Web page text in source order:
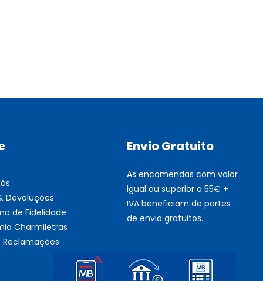
Devoluções
de Fidelidade
Charmiletras
Reclamações
Envio Gratuito
As encomendas com valor
igual ou superior a 55€ +
IVA beneficiam de portes
de envio gratuitos.